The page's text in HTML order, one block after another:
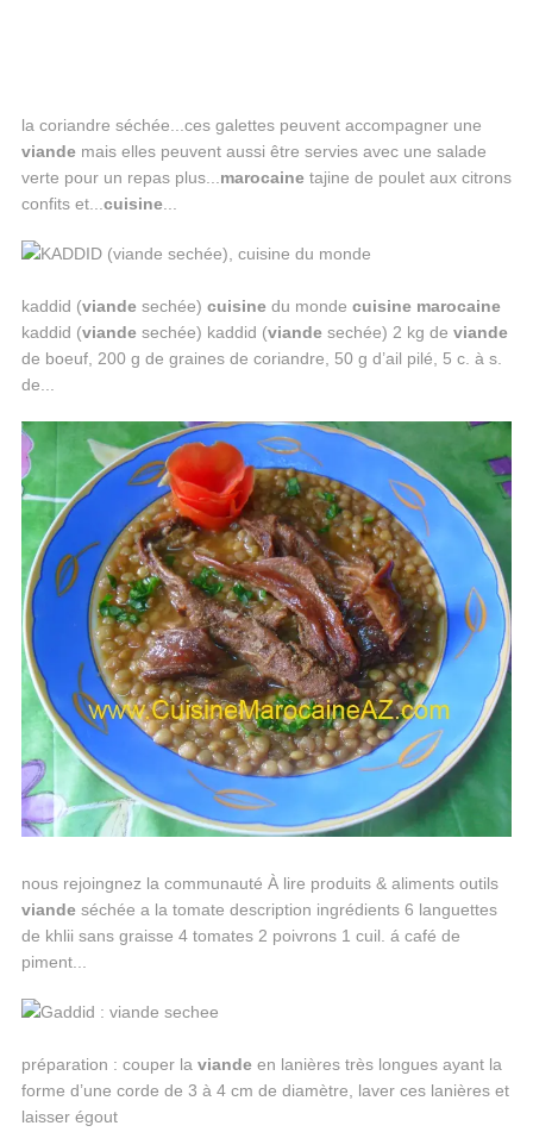
la coriandre séchée...ces galettes peuvent accompagner une
viandemais elles peuvent aussi être servies avec une salade
verte pour un repas plus... marocainetajine de poulet aux citrons
confits et... cuisine...
kaddid (viandesechée) cuisinedu monde cuisine marocaine
kaddid (viandesechée) kaddid (viandesechée) 2 kg de viande
de boeuf, 200 g de graines de coriandre, 50 g d’ail pilé, 5 c. à s.
de...
nous rejoingnez la communauté À lire produits & aliments outils
viandeséchée a la tomate description ingrédients 6 languettes
de khlii sans graisse 4 tomates 2 poivrons 1 cuil. á café de
piment...
préparation : couper la viandeen lanières très longues ayant la
forme d’une corde de 3 à 4 cm de diamètre, laver ces lanières et
laisser égout